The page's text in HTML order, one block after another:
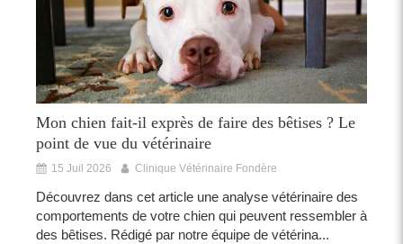
Mon chien fait-il exprès de faire des bêtises ? Le
point de vue du vétérinaire
15 Juil 2026 Clinique Vétérinaire Fondère
Découvrez dans cet article une analyse vétérinaire des
comportements de votre chien qui peuvent ressembler à
des bêtises. Rédigé par notre équipe de vétérina...